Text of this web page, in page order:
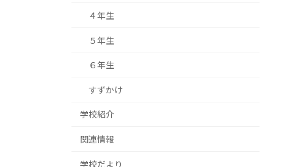
４年生
５年生
６年生
すずかけ
学校紹介
関連情報
学校だより